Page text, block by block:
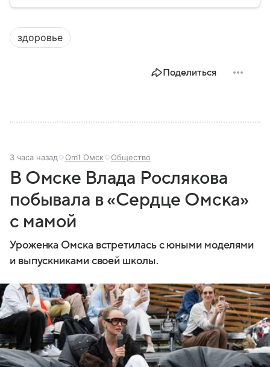
руководит им сегодня.
здоровье
Поделиться
3 часа назад Om1 Омск Общество
В Омске Влада Рослякова
побывала в «Сердце Омска»
с мамой
Уроженка Омска встретилась с юными моделями
и выпускниками своей школы.